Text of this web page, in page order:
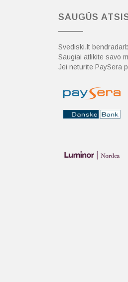
SAUGŪS
Svediski.lt
Saugiai atlikite savo
Jei neturite PaySera